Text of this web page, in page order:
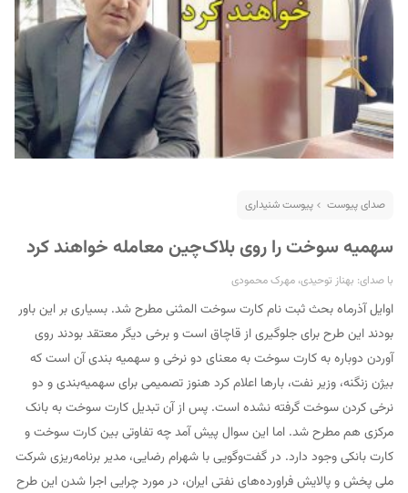
صدای پیوست پیوست شنیداری
سهمیه سوخت را روی بلاک‌چین معامله خواهند کرد
با صدای: بهناز توحیدی، مهرک محمودی
اوایل آذرماه بحث ثبت نام کارت سوخت المثنی مطرح شد. بسیاری بر این باور
بودند این طرح برای جلوگیری از قاچاق است و برخی دیگر معتقد بودند روی
آوردن دوباره به کارت سوخت به معنای دو نرخی و سهمیه بندی آن است که
بیژن زنگنه، وزیر نفت، بارها اعلام کرد هنوز تصمیمی برای سهمیه‌بندی و دو
نرخی کردن سوخت گرفته نشده است. پس از آن تبدیل کارت سوخت به بانک
مرکزی هم مطرح شد. اما این سوال پیش آمد چه تفاوتی بین کارت سوخت و
کارت بانکی وجود دارد. در گفت‌وگویی با شهرام رضایی، مدیر برنامه‌ریزی شرکت
ملی پخش و پالایش فراورده‌های نفتی ایران، در مورد چرایی اجرا شدن این طرح